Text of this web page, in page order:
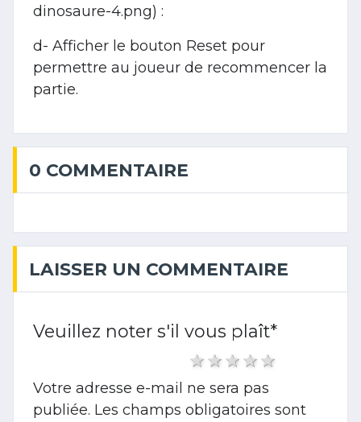
dinosaure-4.png) :
d- Afficher le bouton Reset pour
permettre au joueur de recommencer la
partie.
0 COMMENTAIRE
LAISSER UN COMMENTAIRE
Veuillez noter s'il vous plaît*
4 stars
3 stars
2 stars
1 star
Votre adresse e-mail ne sera pas
publiée. Les champs obligatoires sont